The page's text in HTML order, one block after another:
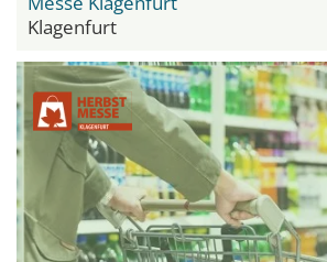
Klagenfurt